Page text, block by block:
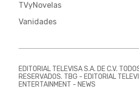
TVyNovelas
Vanidades
EDITORIAL TELEVISA S.A. DE C.V.
RESERVADOS. TBG - EDITORIAL
ENTERTAINMENT - NEWS